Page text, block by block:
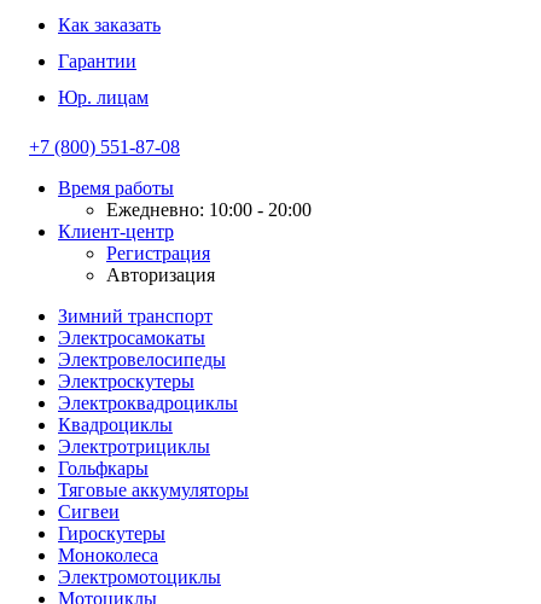
Как заказать
Гарантии
Юр. лицам
+7 (800) 551-87-08
Время работы
Ежедневно: 10:00 - 20:00
Клиент-центр
Регистрация
Авторизация
Зимний транспорт
Электросамокаты
Электровелосипеды
Электроскутеры
Электроквадроциклы
Квадроциклы
Электротрициклы
Гольфкары
Тяговые аккумуляторы
Сигвеи
Гироскутеры
Моноколеса
Электромотоциклы
Мотоциклы